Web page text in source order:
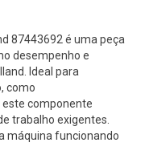
87443692 é uma peça
desempenho e
Ideal para
como
componente
trabalho exigentes.
máquina funcionando